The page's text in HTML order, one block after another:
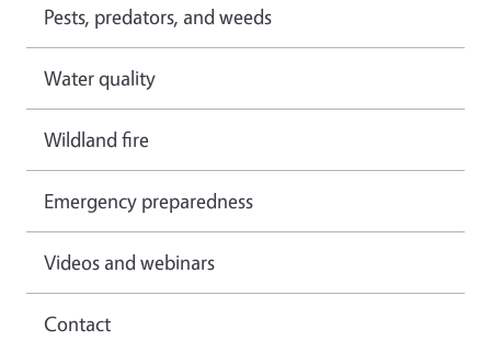
Pests, predators, and weeds
Water quality
Wildland fire
Emergency preparedness
Videos and webinars
Contact